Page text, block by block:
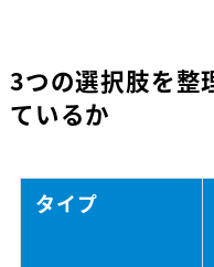
3つの選択肢を整
ているか
タイプ